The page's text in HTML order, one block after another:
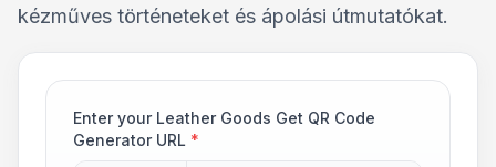
kézműves történeteket és ápolási útmutatókat.
Enter your Leather Goods Get QR Code
Generator URL *